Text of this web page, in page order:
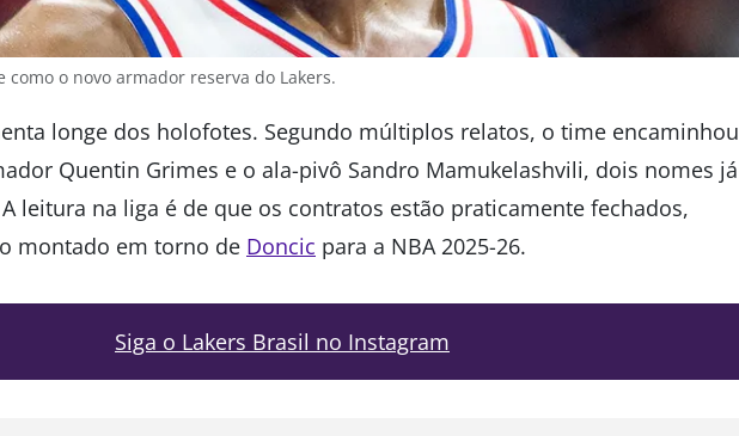
como o novo armador reserva do Lakers.
longe dos holofotes. Segundo múltiplos relatos, o time encaminhou
Quentin Grimes e o ala-pivô Sandro Mamukelashvili, dois nomes já
leitura na liga é de que os contratos estão praticamente fechados,
montado em torno de Doncic para a NBA 2025-26.
Siga o Lakers Brasil no Instagram